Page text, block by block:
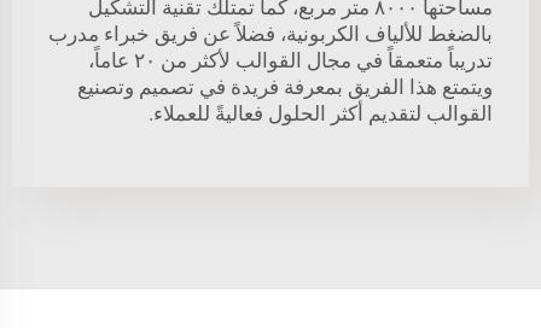
مساحتها ٨٠٠٠ متر مربع، كما تمتلك تقنية التشكيل
بالضغط للألياف الكربونية، فضلاً عن فريق خبراء مدرب
تدريباً متعمقاً في مجال القوالب لأكثر من ٢٠ عاماً،
ويتمتع هذا الفريق بمعرفة فريدة في تصميم وتصنيع
القوالب لتقديم أكثر الحلول فعاليةً للعملاء.